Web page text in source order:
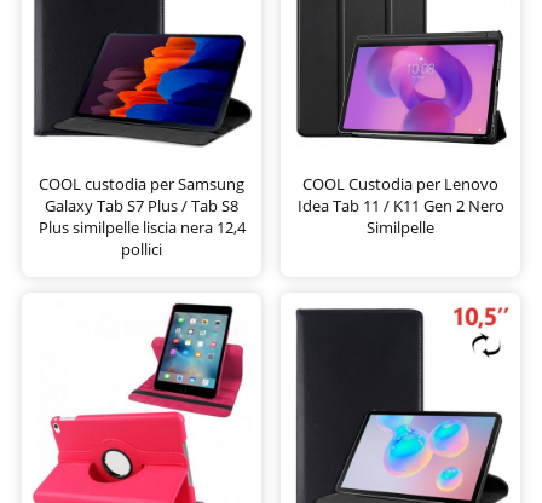
COOL custodia per Samsung
Galaxy Tab S7 Plus / Tab S8
Plus similpelle liscia nera 12,4
pollici
COOL Custodia per Lenovo
Idea Tab 11 / K11 Gen 2 Nero
Similpelle